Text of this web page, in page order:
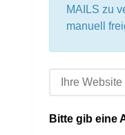
MAILS zu
manuell
Bitte gib eine